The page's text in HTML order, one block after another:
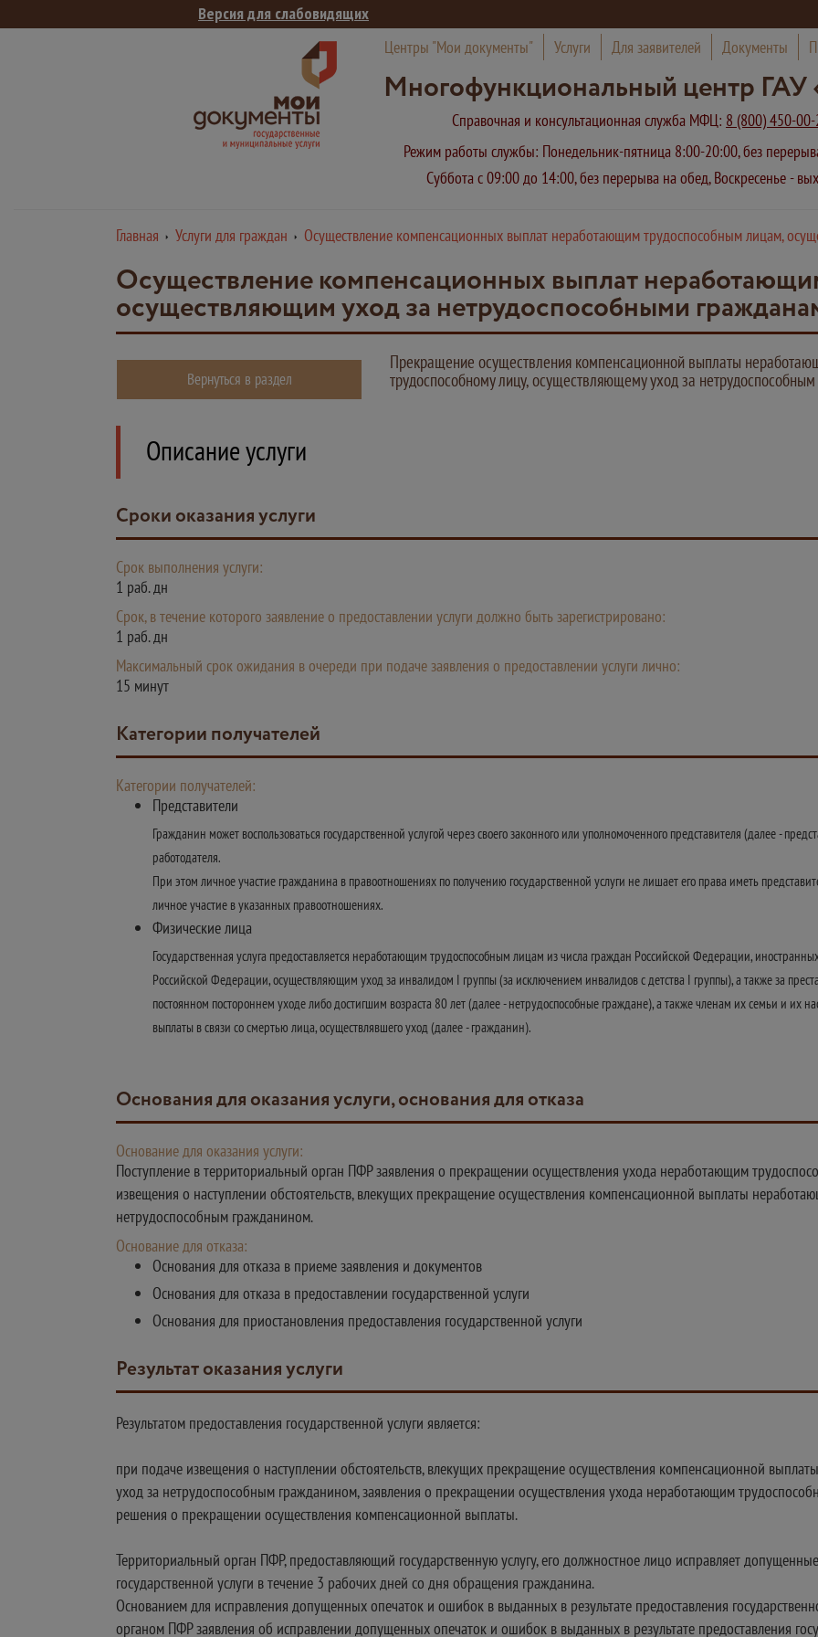
Версия для слабовидящих
Центры "Мои документы" Услуги Для заявителей Документы
Многофункциональный центр
Справочная и консультационная служба МФЦ: 8 (800) 450-
Режим работы службы: Понедельник-пятница 8:00-20:00, без
Суббота с 09:00 до 14:00, без перерыва на обед, Воскресенье -
Главная Услуги для граждан Осуществление компенсационных выплат неработающим трудоспособным лицам,
Осуществление компенсационных выплат
осуществляющим уход за нетрудоспособными
Вернуться в раздел
Прекращение осуществления компенсационной выплаты
трудоспособному лицу, осуществляющему уход за
Описание услуги
Сроки оказания услуги
Срок выполнения услуги:
1 раб. дн
Срок, в течение которого заявление о предоставлении услуги должно быть зарегистрировано:
1 раб. дн
Максимальный срок ожидания в очереди при подаче заявления о предоставлении услуги лично:
15 минут
Категории получателей
Категории получателей:
Представители
Гражданин может воспользоваться государственной услугой через своего законного или уполномоченного представителя (далее -
работодателя.
При этом личное участие гражданина в правоотношениях по получению государственной услуги не лишает его права иметь
личное участие в указанных правоотношениях.
Физические лица
Государственная услуга предоставляется неработающим трудоспособным лицам из числа граждан Российской Федерации,
Российской Федерации, осуществляющим уход за инвалидом I группы (за исключением инвалидов с детства I группы), а также за
постоянном постороннем уходе либо достигшим возраста 80 лет (далее - нетрудоспособные граждане), а также членам их семьи и
выплаты в связи со смертью лица, осуществлявшего уход (далее - гражданин).
Основания для оказания услуги, основания для отказа
Основание для оказания услуги:
Поступление в территориальный орган ПФР заявления о прекращении осуществления ухода неработающим
извещения о наступлении обстоятельств, влекущих прекращение осуществления компенсационной выплаты
нетрудоспособным гражданином.
Основание для отказа:
Основания для отказа в приеме заявления и документов
Основания для отказа в предоставлении государственной услуги
Основания для приостановления предоставления государственной услуги
Результат оказания услуги
Результатом предоставления государственной услуги является:
при подаче извещения о наступлении обстоятельств, влекущих прекращение осуществления компенсационной
уход за нетрудоспособным гражданином, заявления о прекращении осуществления ухода неработающим
решения о прекращении осуществления компенсационной выплаты.
Территориальный орган ПФР, предоставляющий государственную услугу, его должностное лицо исправляет
государственной услуги в течение 3 рабочих дней со дня обращения гражданина.
Основанием для исправления допущенных опечаток и ошибок в выданных в результате предоставления
органом ПФР заявления об исправлении допущенных опечаток и ошибок в выданных в результате предоставления